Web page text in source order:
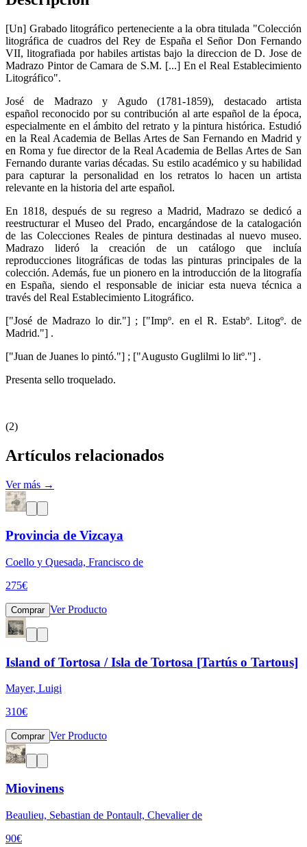
[Un] Grabado litográfico perteneciente a la obra titulada "Colección
litográfica de cuadros del Rey de España el Señor Don Fernando
VII, litografiada por habiles artistas bajo la direccion de D. Jose de
Madrazo Pintor de Camara de S.M. [...] En el Real Establecimiento
Litográfico".
José de Madrazo y Agudo (1781-1859), destacado artista
español reconocido por su contribución al arte español de la época,
especialmente en el ámbito del retrato y la pintura histórica. Estudió
en la Real Academia de Bellas Artes de San Fernando en Madrid y
en Roma y fue director de la Real Academia de Bellas Artes de San
Fernando durante varias décadas. Su estilo académico y su habilidad
para capturar la personalidad en los retratos lo hacen un artista
relevante en la historia del arte español.
En 1818, después de su regreso a Madrid, Madrazo se dedicó a
reestructurar el Museo del Prado, encargándose de la catalogación
de las Colecciones Reales de pintura destinadas al nuevo museo.
Madrazo lideró la creación de un catálogo que incluía
reproducciones litográficas de todas las pinturas principales de la
colección. Además, fue un pionero en la introducción de la litografía
en España, siendo el responsable de iniciar esta nueva técnica a
través del Real Establecimiento Litográfico.
["José de Madrazo lo dir."] ; ["Impº. en el R. Estabº. Litogº. de
Madrid."] .
["Juan de Juanes lo pintó."] ; ["Augusto Guglilmi lo litº."] .
Presenta sello troquelado.
(2)
Artículos relacionados
Ver más →
Provincia de Vizcaya
Coello y Quesada, Francisco de
275€
Comprar Ver Producto
Island of Tortosa / Isla de Tortosa [Tartús o Tartous]
Mayer, Luigi
310€
Comprar Ver Producto
Miovinens
Beaulieu, Sebastian de Pontault, Chevalier de
90€